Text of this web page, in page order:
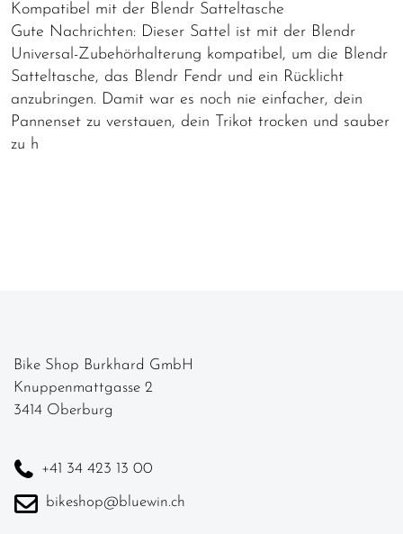
Kompatibel mit der Blendr Satteltasche
Gute Nachrichten: Dieser Sattel ist mit der Blendr
Universal-Zubehörhalterung kompatibel, um die Blendr
Satteltasche, das Blendr Fendr und ein Rücklicht
anzubringen. Damit war es noch nie einfacher, dein
Pannenset zu verstauen, dein Trikot trocken und sauber
zu h
Bike Shop Burkhard GmbH
Knuppenmattgasse 2
3414 Oberburg
+41 34 423 13 00
bikeshop@bluewin.ch